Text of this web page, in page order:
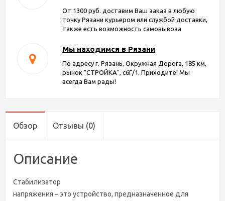
От 1300 руб. доставим Ваш заказ в любую
точку Рязани курьером или службой доставки,
также есть возможность самовывоза
Мы находимся в Рязани
По адресу г. Рязань, Окружная Дорога, 185 км,
рынок "СТРОЙКА", с6Г/1. Приходите! Мы
всегда Вам рады!
Обзор Отзывы (0)
Описание
Стабилизатор
напряжения – это устройство, предназначенное для